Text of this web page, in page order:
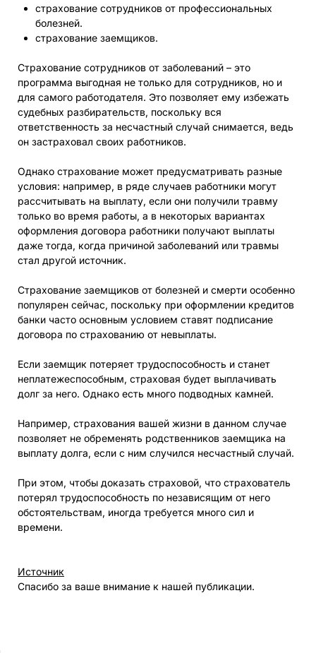
страхование сотрудников от профессиональных
болезней.
страхование заемщиков.
Страхование сотрудников от заболеваний – это
программа выгодная не только для сотрудников, но и
для самого работодателя. Это позволяет ему избежать
судебных разбирательств, поскольку вся
ответственность за несчастный случай снимается, ведь
он застраховал своих работников.
Однако страхование может предусматривать разные
условия: например, в ряде случаев работники могут
рассчитывать на выплату, если они получили травму
только во время работы, а в некоторых вариантах
оформления договора работники получают выплаты
даже тогда, когда причиной заболеваний или травмы
стал другой источник.
Страхование заемщиков от болезней и смерти особенно
популярен сейчас, поскольку при оформлении кредитов
банки часто основным условием ставят подписание
договора по страхованию от невыплаты.
Если заемщик потеряет трудоспособность и станет
неплатежеспособным, страховая будет выплачивать
долг за него. Однако есть много подводных камней.
Например, страхования вашей жизни в данном случае
позволяет не обременять родственников заемщика на
выплату долга, если с ним случился несчастный случай.
При этом, чтобы доказать страховой, что страхователь
потерял трудоспособность по независящим от него
обстоятельствам, иногда требуется много сил и
времени.
Источник
Спасибо за ваше внимание к нашей публикации.